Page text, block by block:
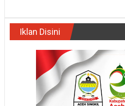
Iklan Disini